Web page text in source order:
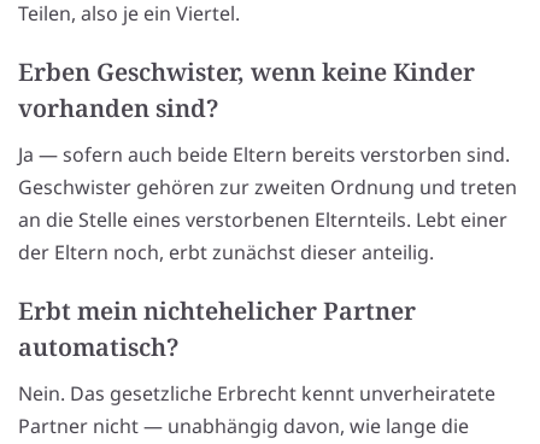
Teilen, also je ein Viertel.
Erben Geschwister, wenn keine Kinder
vorhanden sind?
Ja — sofern auch beide Eltern bereits verstorben sind.
Geschwister gehören zur zweiten Ordnung und treten
an die Stelle eines verstorbenen Elternteils. Lebt einer
der Eltern noch, erbt zunächst dieser anteilig.
Erbt mein nichtehelicher Partner
automatisch?
Nein. Das gesetzliche Erbrecht kennt unverheiratete
Partner nicht — unabhängig davon, wie lange die